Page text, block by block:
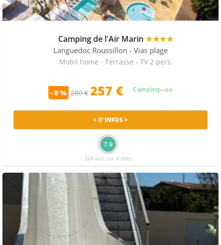
Camping de l'Air Marin ★★★★
Languedoc Roussillon - Vias plage
Mobil home - Terrasse - TV 2 pers.
- 8 % 280 € 257 €
+ D'INFOS >
7.9
324 avis sur 4 sites